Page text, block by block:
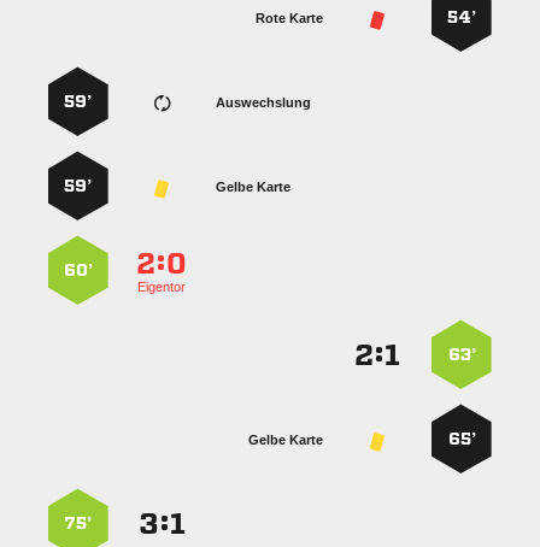
54’
Rote Karte
Auswechslung
59’
Gelbe Karte
59’
:
Eigentor
60’
63’
:
65’
Gelbe Karte
:
75’